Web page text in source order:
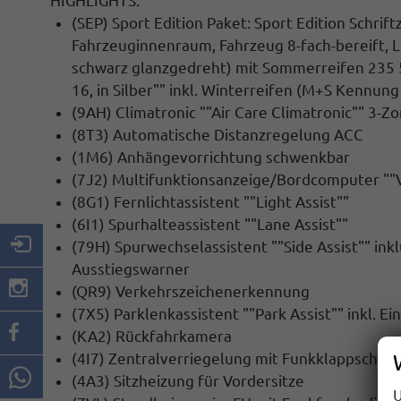
(SEP) Sport Edition Paket: Sport Edition
Fahrzeuginnenraum, Fahrzeug 8-fach-bereift,
schwarz glanzgedreht) mit Sommerreifen
16, in Silber"" inkl. Winterreifen (M+S
(9AH) Climatronic ""Air Care Climatronic"" 3-
(8T3) Automatische Distanzregelung ACC
(1M6) Anhängevorrichtung schwenkbar
(7J2) Multifunktionsanzeige/Bordcomputer
(8G1) Fernlichtassistent ""Light Assist""
(6I1) Spurhalteassistent ""Lane Assist""
(79H) Spurwechselassistent ""Side Assist""
Ausstiegswarner
(QR9) Verkehrszeichenerkennung
(7X5) Parklenkassistent ""Park Assist"" inkl.
(KA2) Rückfahrkamera
(4I7) Zentralverriegelung mit
(4A3) Sitzheizung für Vordersitze